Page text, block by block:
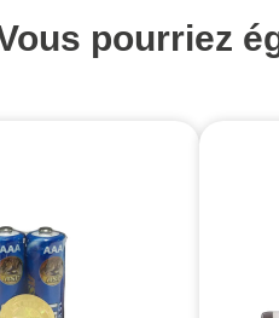
pourriez